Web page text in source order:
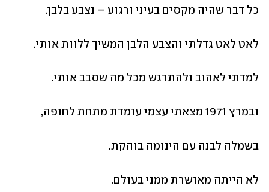
כל דבר שהיה מקסים בעיני ורגוע – נצבע בלבן.
לאט לאט גדלתי והצבע הלבן המשיך ללוות אותי.
למדתי לאהוב ולהתרגש מכל מה שסבב אותי.
ובמרץ 1971 מצאתי עצמי עומדת מתחת לחופה,
בשמלה לבנה עם הינומה בוהקת.
לא הייתה מאושרת ממני בעולם.